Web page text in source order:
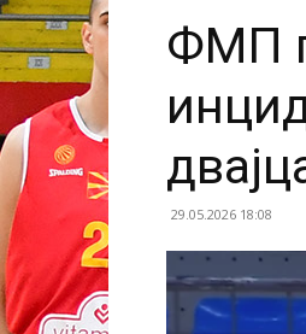
ФМП
29.05.2026 18:08